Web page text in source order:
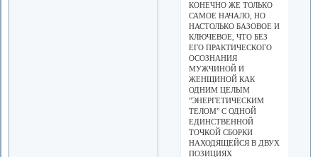
КОНЕЧНО ЖЕ ТОЛЬКО
САМОЕ НАЧАЛО, НО
НАСТОЛЬКО БАЗОВОЕ И
КЛЮЧЕВОЕ, ЧТО БЕЗ
ЕГО ПРАКТИЧЕСКОГО
ОСОЗНАНИЯ
МУЖЧИНОЙ И
ЖЕНЩИНОЙ КАК
ОДНИМ ЦЕЛЫМ
"ЭНЕРГЕТИЧЕСКИМ
ТЕЛОМ" С ОДНОЙ
ЕДИНСТВЕННОЙ
ТОЧКОЙ СБОРКИ
НАХОДЯЩЕЙСЯ В ДВУХ
ПОЗИЦИЯХ